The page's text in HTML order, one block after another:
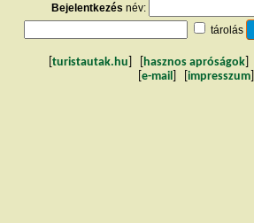
Bejelentkezés név:
tárolás
turistautak.hu hasznos apróságok
e-mail impresszum]